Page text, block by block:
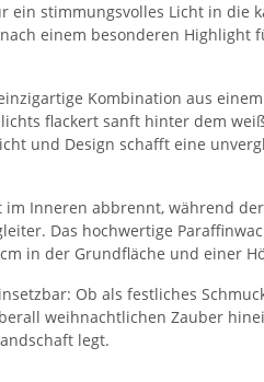
stimmungsvolles Licht in die
einem besonderen
Kombination aus
flackert sanft hinter dem
und Design schafft eine
Inneren abbrennt, während
Das hochwertige
in der Grundfläche und einer
Ob als festliches
weihnachtlichen Zauber
legt.